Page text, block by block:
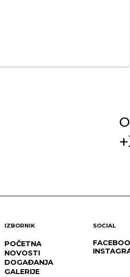
IZBORNIK
POČETNA
NOVOSTI
DOGAĐANJA
GALERIJE
SOCIAL